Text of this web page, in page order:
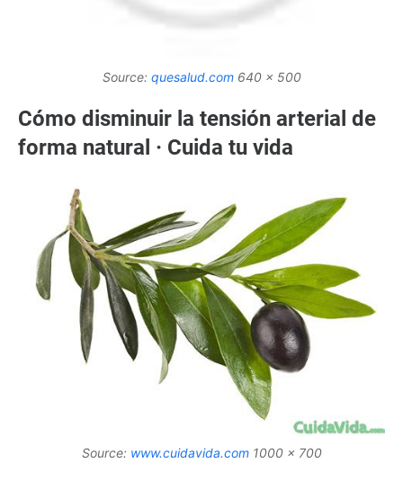
Source: quesalud.com640 x 500
Cómo disminuir la tensión arterial de
forma natural · Cuida tu vida
Source: www.cuidavida.com1000 x 700